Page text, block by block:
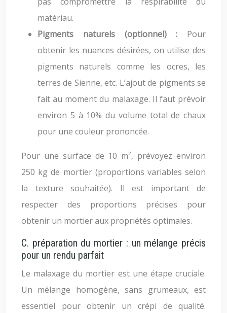
matériau.
Pigments naturels (optionnel) : Pour
obtenir les nuances désirées, on utilise des
pigments naturels comme les ocres, les
terres de Sienne, etc. L’ajout de pigments se
fait au moment du malaxage. Il faut prévoir
environ 5 à 10% du volume total de chaux
pour une couleur prononcée.
Pour une surface de 10 m², prévoyez environ
250 kg de mortier (proportions variables selon
la texture souhaitée). Il est important de
respecter des proportions précises pour
obtenir un mortier aux propriétés optimales.
C. préparation du mortier : un mélange précis
pour un rendu parfait
Le malaxage du mortier est une étape cruciale.
Un mélange homogène, sans grumeaux, est
essentiel pour obtenir un crépi de qualité.